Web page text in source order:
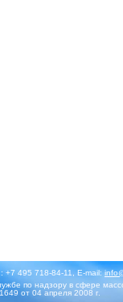
+7 495 718-84-11, E-mail:
по надзору в сфере
от 04 апреля 2008 г.